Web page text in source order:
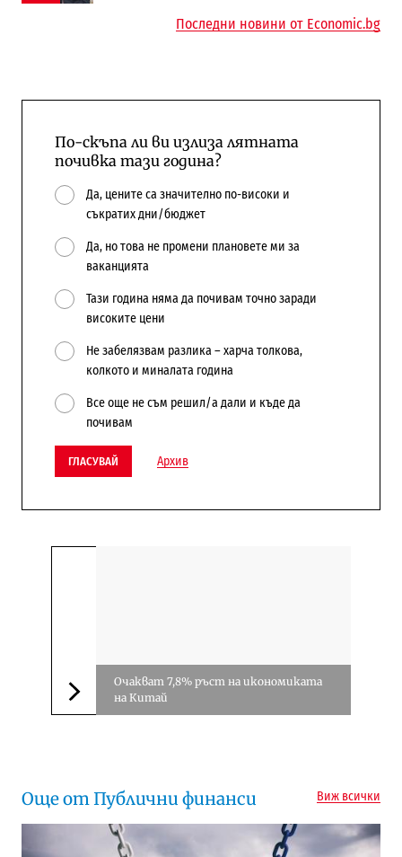
Последни новини от Economic.bg
По-скъпа ли ви излиза лятната
почивка тази година?
Да, цените са значително по-високи и
съкратих дни/бюджет
Да, но това не промени плановете ми за
ваканцията
Тази година няма да почивам точно заради
високите цени
Не забелязвам разлика – харча толкова,
колкото и миналата година
Все още не съм решил/а дали и къде да
почивам
ГЛАСУВАЙ Архив
Следваща новина
Очакват 7,8% ръст на икономиката
на Китай
Още от Публични финанси Виж всички